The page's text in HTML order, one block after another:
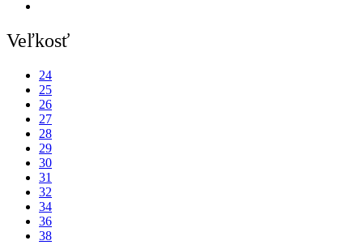
Veľkosť
24
25
26
27
28
29
30
31
32
34
36
38